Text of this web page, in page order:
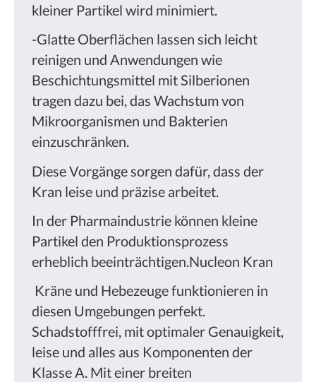
kleiner Partikel wird minimiert.
-Glatte Oberflächen lassen sich leicht
reinigen und Anwendungen wie
Beschichtungsmittel mit Silberionen
tragen dazu bei, das Wachstum von
Mikroorganismen und Bakterien
einzuschränken.
Diese Vorgänge sorgen dafür, dass der
Kran leise und präzise arbeitet.
In der Pharmaindustrie können kleine
Partikel den Produktionsprozess
erheblich beeinträchtigen.Nucleon Kran
Kräne und Hebezeuge funktionieren in
diesen Umgebungen perfekt.
Schadstofffrei, mit optimaler Genauigkeit,
leise und alles aus Komponenten der
Klasse A. Mit einer breiten